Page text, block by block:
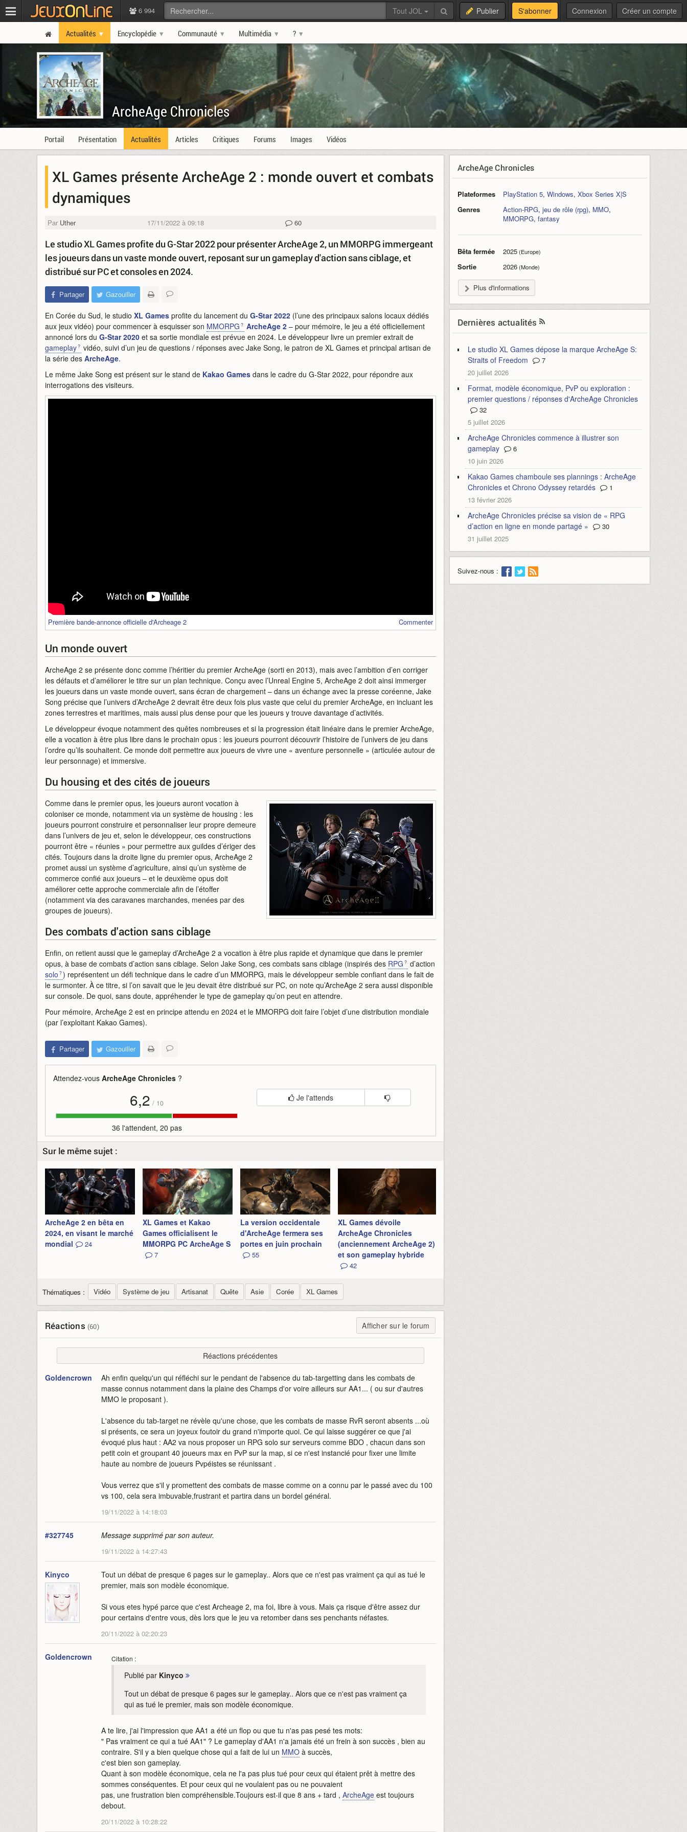
6 994 Tout JOL Publier S'abonner Connexion Créer un compte
Actualités Encyclopédie Communauté Multimédia ?
ArcheAge Chronicles
Portail Présentation Actualités Articles Critiques Forums Images Vidéos
XL Games présente ArcheAge 2 : monde ouvert et combats
dynamiques
Par Uther 17/11/2022 à 09:18 60
Le studio XL Games profite du G-Star 2022 pour présenter ArcheAge 2, un MMORPG immergeant
les joueurs dans un vaste monde ouvert, reposant sur un gameplay d'action sans ciblage, et
distribué sur PC et consoles en 2024.
Partager Gazouiller
En Corée du Sud, le studio XL Games profite du lancement du G-Star 2022 (l’une des principaux salons locaux dédiés
aux jeux vidéo) pour commencer à esquisser son MMORPG ArcheAge 2 – pour mémoire, le jeu a été officiellement
annoncé lors du G-Star 2020 et sa sortie mondiale est prévue en 2024. Le développeur livre un premier extrait de
gameplay
vidéo, suivi d’un jeu de questions / réponses avec Jake Song, le patron de XL Games et principal artisan de
la série des ArcheAge.
Le même Jake Song est présent sur le stand de Kakao Games dans le cadre du G-Star 2022, pour répondre aux
interrogations des visiteurs.
Commenter
Première bande-annonce officielle d'Archeage 2
Un monde ouvert
ArcheAge 2 se présente donc comme l’héritier du premier ArcheAge (sorti en 2013), mais avec l’ambition d’en corriger
les défauts et d’améliorer le titre sur un plan technique. Conçu avec l’Unreal Engine 5, ArcheAge 2 doit ainsi immerger
les joueurs dans un vaste monde ouvert, sans écran de chargement – dans un échange avec la presse coréenne, Jake
Song précise que l’univers d’ArcheAge 2 devrait être deux fois plus vaste que celui du premier ArcheAge, en incluant les
zones terrestres et maritimes, mais aussi plus dense pour que les joueurs y trouve davantage d’activités.
Le développeur évoque notamment des quêtes nombreuses et si la progression était linéaire dans le premier ArcheAge,
elle a vocation à être plus libre dans le prochain opus : les joueurs pourront découvrir l’histoire de l’univers de jeu dans
l’ordre qu’ils souhaitent. Ce monde doit permettre aux joueurs de vivre une « aventure personnelle » (articulée autour de
leur personnage) et immersive.
Du housing et des cités de joueurs
Comme dans le premier opus, les joueurs auront vocation à
coloniser ce monde, notamment via un système de housing : les
joueurs pourront construire et personnaliser leur propre demeure
dans l’univers de jeu et, selon le développeur, ces constructions
pourront être « réunies » pour permettre aux guildes d’ériger des
cités. Toujours dans la droite ligne du premier opus, ArcheAge 2
promet aussi un système d’agriculture, ainsi qu’un système de
commerce confié aux joueurs – et le deuxième opus doit
améliorer cette approche commerciale afin de l’étoffer
(notamment via des caravanes marchandes, menées par des
groupes de joueurs).
Des combats d'action sans ciblage
Enfin, on retient aussi que le gameplay d’ArcheAge 2 a vocation à être plus rapide et dynamique que dans le premier
opus, à base de combats d’action sans ciblage. Selon Jake Song, ces combats sans ciblage (inspirés des RPG
d’action
solo ) représentent un défi technique dans le cadre d’un MMORPG, mais le développeur semble confiant dans le fait de
le surmonter. À ce titre, si l’on savait que le jeu devait être distribué sur PC, on note qu’ArcheAge 2 sera aussi disponible
sur console. De quoi, sans doute, appréhender le type de gameplay qu’on peut en attendre.
Pour mémoire, ArcheAge 2 est en principe attendu en 2024 et le MMORPG doit faire l’objet d’une distribution mondiale
(par l’exploitant Kakao Games).
Partager Gazouiller
Attendez-vous ArcheAge Chronicles ?
6,2 / 10
36 l'attendent, 20 pas
Je l'attends
Sur le même sujet :
ArcheAge 2 en bêta en
2024, en visant le marché
mondial
24
XL Games et Kakao
Games officialisent le
MMORPG PC ArcheAge S
7
La version occidentale
d'ArcheAge fermera ses
portes en juin prochain
55
XL Games dévoile
ArcheAge Chronicles
(anciennement ArcheAge 2)
et son gameplay hybride
42
Thématiques : Vidéo Système de jeu Artisanat Quête Asie Corée XL Games
Réactions (60) Afficher sur le forum
Réactions précédentes
Goldencrown
Ah enfin quelqu'un qui réfléchi sur le pendant de l'absence du tab-targetting dans les combats de
masse connus notamment dans la plaine des Champs d'or voire ailleurs sur AA1... ( ou sur d'autres
MMO le proposant ).
L'absence du tab-target ne révèle qu'une chose, que les combats de masse RvR seront absents ...où
si présents, ce sera un joyeux foutoir du grand n'importe quoi. Ce qui laisse suggérer ce que j'ai
évoqué plus haut : AA2 va nous proposer un RPG solo sur serveurs comme BDO , chacun dans son
petit coin et groupant 40 joueurs max en PvP sur la map, si ce n'est instancié pour fixer une limite
haute au nombre de joueurs Pvpéistes se réunissant .
Vous verrez que s'il y promettent des combats de masse comme on a connu par le passé avec du 100
vs 100, cela sera imbuvable,frustrant et partira dans un bordel général.
19/11/2022 à 14:18:03
#327745 Message supprimé par son auteur.
19/11/2022 à 14:27:43
Kinyco
Tout un débat de presque 6 pages sur le gameplay.. Alors que ce n'est pas vraiment ça qui as tué le
premier, mais son modèle économique.
Si vous etes hypé parce que c'est Archeage 2, ma foi, libre à vous. Mais ça risque d'être assez dur
pour certains d'entre vous, dès lors que le jeu va retomber dans ses penchants néfastes.
20/11/2022 à 02:20:23
Goldencrown Citation :
Publié par Kinyco
Tout un débat de presque 6 pages sur le gameplay.. Alors que ce n'est pas vraiment ça
qui as tué le premier, mais son modèle économique.
A te lire, j'ai l'impression que AA1 a été un flop ou que tu n'as pas pesé tes mots:
" Pas vraiment ce qui a tué AA1" ? Le gameplay d'AA1 n'a jamais été un frein à son succès , bien au
contraire. S'il y a bien quelque chose qui a fait de lui un MMO à succès,
c'est bien son gameplay.
Quant à son modèle économique, cela ne l'a pas plus tué pour ceux qui étaient prêt à mettre des
sommes conséquentes. Et pour ceux qui ne voulaient pas ou ne pouvaient
pas, une frustration bien compréhensible.Toujours est-il que 8 ans + tard , ArcheAge est toujours
debout.
20/11/2022 à 10:28:22
ArcheAge Chronicles
Plateformes PlayStation 5, Windows, Xbox Series X|S
Genres
Action-RPG, jeu de rôle (rpg), MMO,
MMORPG, fantasy
Bêta fermée 2025(Europe)
Sortie 2026(Monde)
Plus d'informations
Dernières actualités
Le studio XL Games dépose la marque ArcheAge S:
Straits of Freedom
7
20 juillet 2026
Format, modèle économique, PvP ou exploration :
premier questions / réponses d'ArcheAge Chronicles
32
5 juillet 2026
ArcheAge Chronicles commence à illustrer son
gameplay
6
10 juin 2026
Kakao Games chamboule ses plannings : ArcheAge
Chronicles et Chrono Odyssey retardés
1
13 février 2026
ArcheAge Chronicles précise sa vision de « RPG
d’action en ligne en monde partagé »
30
31 juillet 2025
Suivez-nous :